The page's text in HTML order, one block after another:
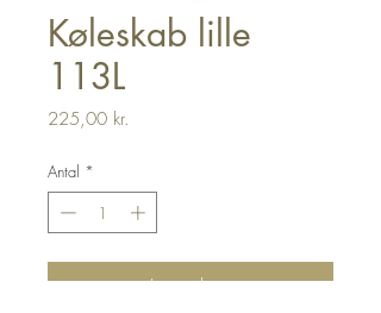
Køleskab lille
113L
225,00 kr.
Antal *
Læg i kurv